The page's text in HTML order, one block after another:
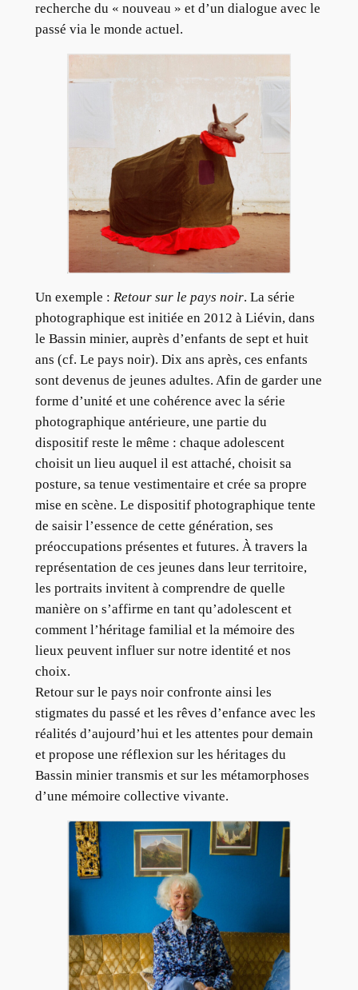
recherche du « nouveau » et d’un dialogue avec le
passé via le monde actuel.
Un exemple : Retour sur le pays noir. La série
photographique est initiée en 2012 à Liévin, dans
le Bassin minier, auprès d’enfants de sept et huit
ans (cf. Le pays noir). Dix ans après, ces enfants
sont devenus de jeunes adultes. Afin de garder une
forme d’unité et une cohérence avec la série
photographique antérieure, une partie du
dispositif reste le même : chaque adolescent
choisit un lieu auquel il est attaché, choisit sa
posture, sa tenue vestimentaire et crée sa propre
mise en scène. Le dispositif photographique tente
de saisir l’essence de cette génération, ses
préoccupations présentes et futures. À travers la
représentation de ces jeunes dans leur territoire,
les portraits invitent à comprendre de quelle
manière on s’affirme en tant qu’adolescent et
comment l’héritage familial et la mémoire des
lieux peuvent influer sur notre identité et nos
choix.
Retour sur le pays noir confronte ainsi les
stigmates du passé et les rêves d’enfance avec les
réalités d’aujourd’hui et les attentes pour demain
et propose une réflexion sur les héritages du
Bassin minier transmis et sur les métamorphoses
d’une mémoire collective vivante.